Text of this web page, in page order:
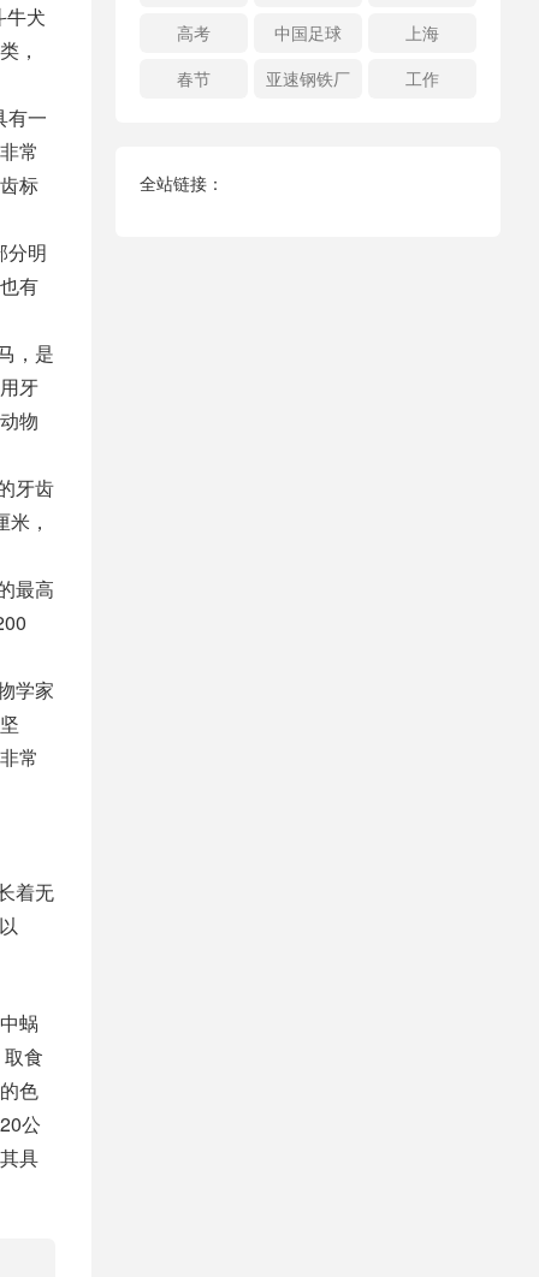
牛犬
，
有一
常
标
分明
有
，是
牙
物
牙齿
，
最高
学家
常
着无
蜗
食
色
公
具
高考
中国足球
上海
春节
亚速钢铁厂 工作
全站链接：